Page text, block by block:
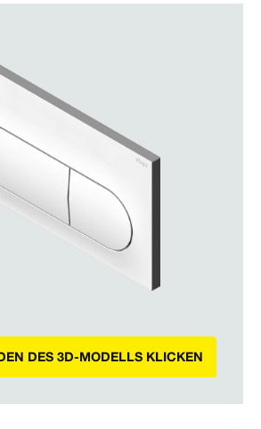
DES 3D-MODELLS KLICKEN